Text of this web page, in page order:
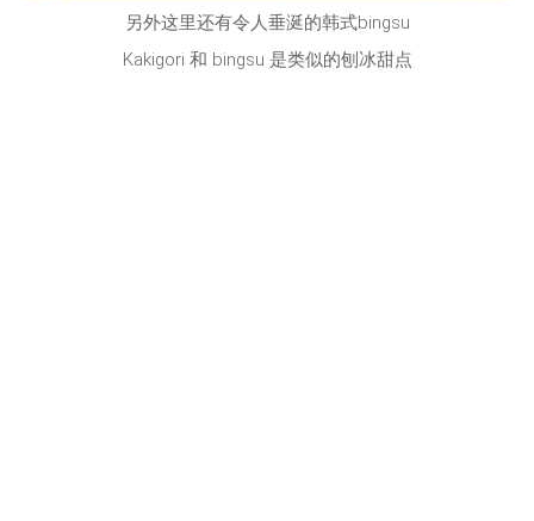
另外这里还有令人垂涎的韩式bingsu
Kakigori 和 bingsu 是类似的刨冰甜点